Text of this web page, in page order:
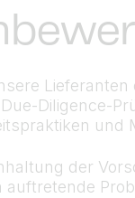
Diligence-
und
der